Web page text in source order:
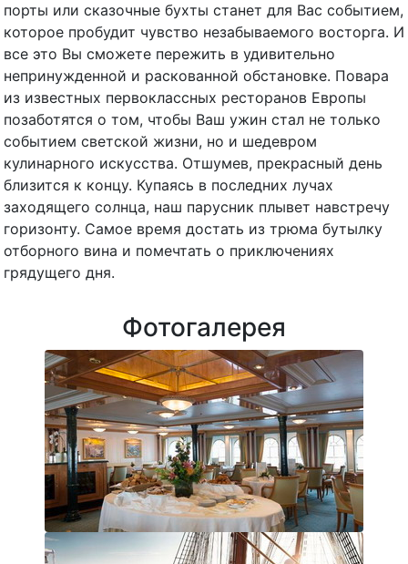
порты или сказочные бухты станет для Вас событием,
которое пробудит чувство незабываемого восторга. И
все это Вы сможете пережить в удивительно
непринужденной и раскованной обстановке. Повара
из известных первоклассных ресторанов Европы
позаботятся о том, чтобы Ваш ужин стал не только
событием светской жизни, но и шедевром
кулинарного искусства. Отшумев, прекрасный день
близится к концу. Купаясь в последних лучах
заходящего солнца, наш парусник плывет навстречу
горизонту. Самое время достать из трюма бутылку
отборного вина и помечтать о приключениях
грядущего дня.
Фотогалерея